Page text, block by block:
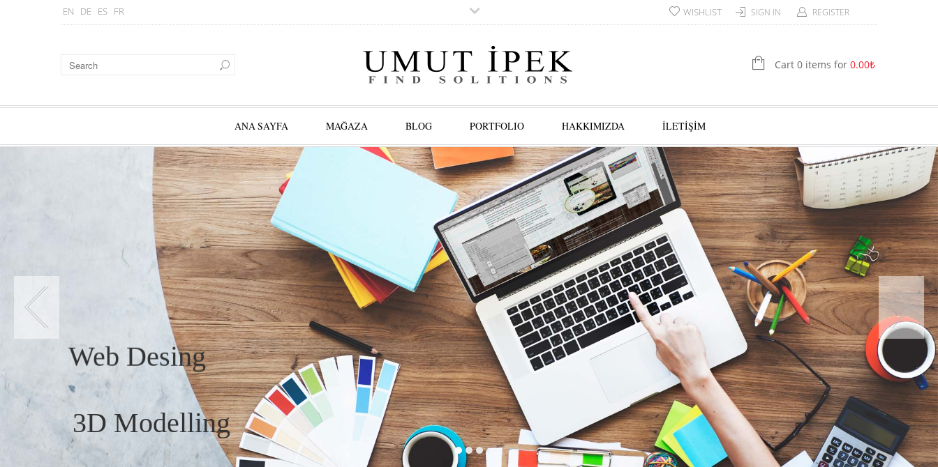
EN DE ES FR SIGN IN REGISTER
WISHLIST
Cart 0 items for 0.00₺
ANA SAYFA MAĞAZA BLOG PORTFOLIO HAKKIMIZDA İLETİŞİM
3D Modelling
Graphic
Web Desing